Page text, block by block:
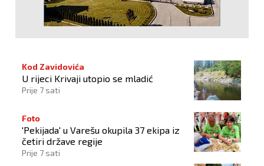
Kod Zavidovića
U rijeci Krivaji utopio se mladić
Prije 7 sati
Foto
'Pekijada' u Varešu okupila 37 ekipa iz
četiri države regije
Prije 7 sati